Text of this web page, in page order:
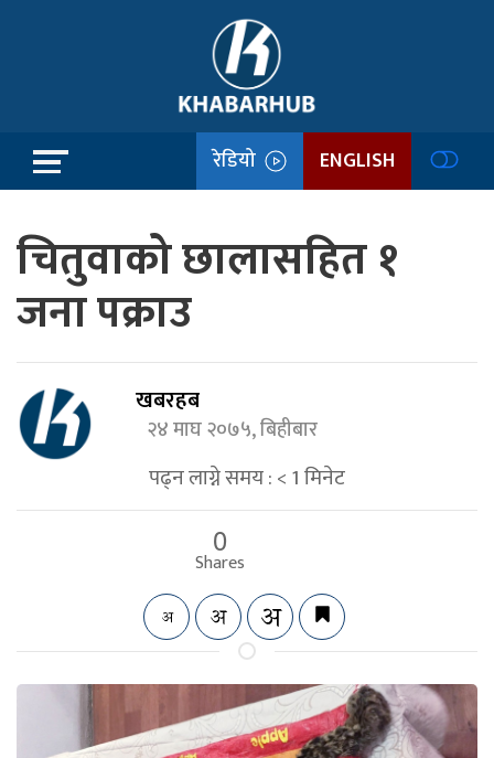
रेडियो ENGLISH
चितुवाको छालासहित १
जना पक्राउ
खबरहब
२४ माघ २०७५, बिहीबार
पढ्न लाग्ने समय :< 1मिनेट
0
Shares